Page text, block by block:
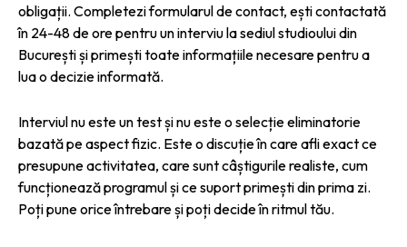
obligații. Completezi formularul de contact, ești contactată
în 24-48 de ore pentru un interviu la sediul studioului din
București și primești toate informațiile necesare pentru a
lua o decizie informată.
Interviul nu este un test și nu este o selecție eliminatorie
bazată pe aspect fizic. Este o discuție în care afli exact ce
presupune activitatea, care sunt câștigurile realiste, cum
funcționează programul și ce suport primești din prima zi.
Poți pune orice întrebare și poți decide în ritmul tău.